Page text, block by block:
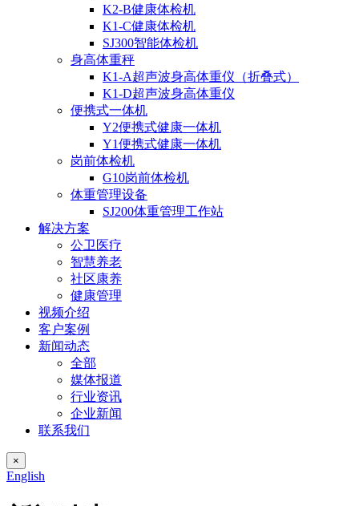
K2-B健康体检机
K1-C健康体检机
SJ300智能体检机
身高体重秤
K1-A超声波身高体重仪（折叠式）
K1-D超声波身高体重仪
便携式一体机
Y2便携式健康一体机
Y1便携式健康一体机
岗前体检机
G10岗前体检机
体重管理设备
SJ200体重管理工作站
解决方案
公卫医疗
智慧养老
社区康养
健康管理
视频介绍
客户案例
新闻动态
全部
媒体报道
行业资讯
企业新闻
联系我们
×
English